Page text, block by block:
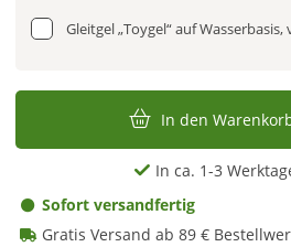
Gleitgel „Toygel“ auf Wasserbasis,
In den
In ca. 1-3
Sofort versandfertig
Gratis Versand ab 89 €